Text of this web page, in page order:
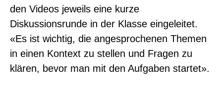
den Videos jeweils eine kurze
Diskussionsrunde in der Klasse eingeleitet.
«Es ist wichtig, die angesprochenen Themen
in einen Kontext zu stellen und Fragen zu
klären, bevor man mit den Aufgaben startet».